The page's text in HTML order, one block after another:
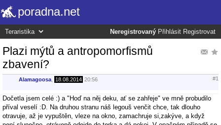
poradna.net
Neregistrovaný Přihlásit Registrovat
Plazi mýtů a antropomorfismů
zbavení?
Alamagoosa 18.08.2014 20:56 #1
Dočetla jsem celé :) a "Hoď na něj deku, ať se zahřeje" ve mně probudilo
příval veselí :D. Na druhou stranu náš legouš venčit chce, tak dlouho
otravuje, až je vypuštěn, vleze na okno, zamachruje si,zakýve, a když